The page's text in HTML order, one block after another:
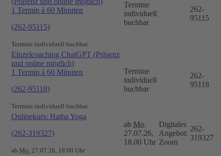
1 Termin à 60 Minuten
(262-95115)
Termine individuell buchbar
Termine
individuell
buchbar
262-
95115
Einzelcoaching ChatGPT (Präsenz
und online möglich)
1 Termin à 60 Minuten
(262-95118)
Termine individuell buchbar
Termine
individuell
buchbar
262-
95118
Onlinekurs: Hatha Yoga
(262-319327)
ab Mo. 27.07.26, 18.00 Uhr
ab Mo.
27.07.26,
18.00 Uhr
Digitales
Angebot:
Zoom
262-
319327